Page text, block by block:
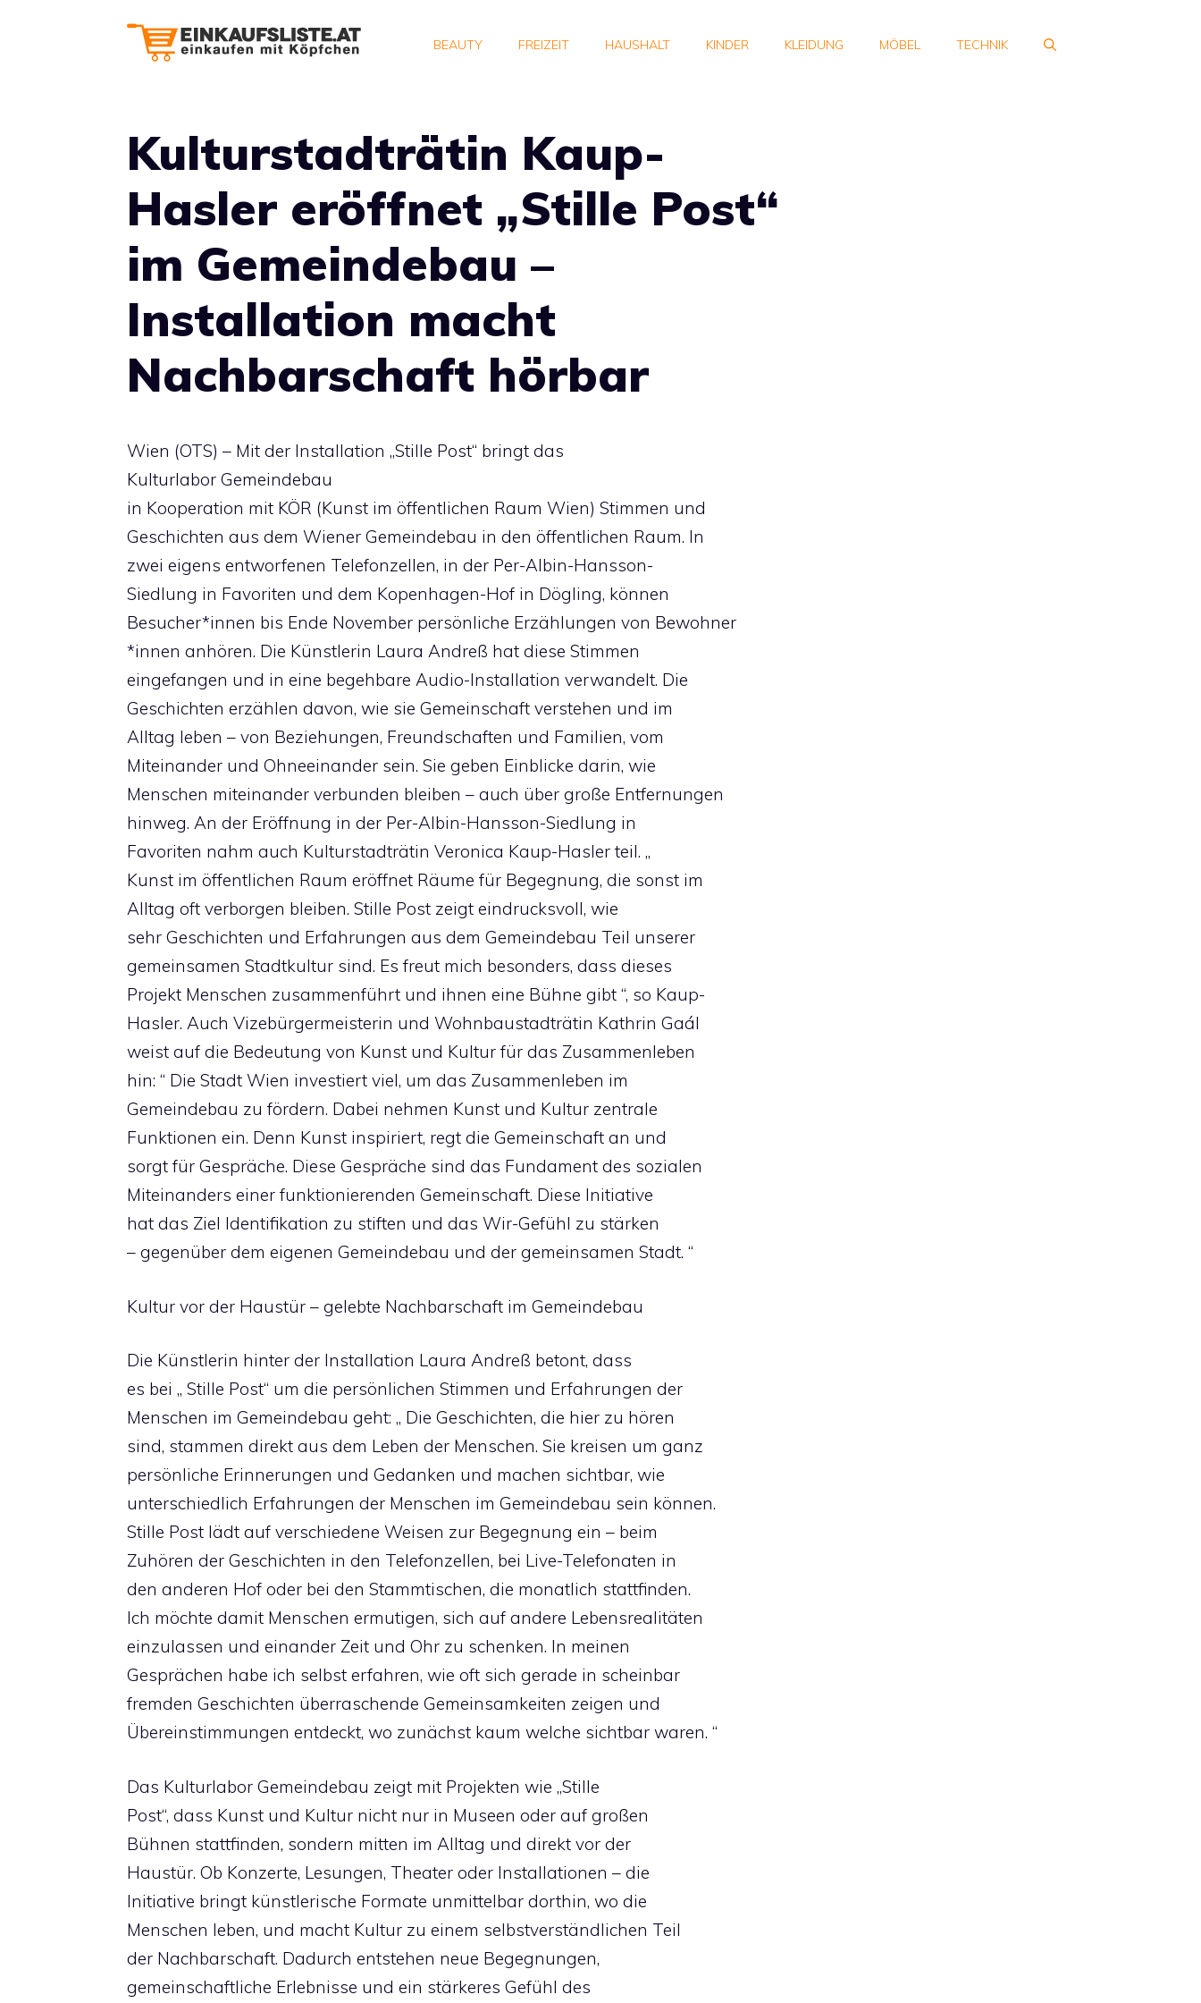
BEAUTY FREIZEIT HAUSHALT KINDER KLEIDUNG MÖBEL TECHNIK
Kulturstadträtin Kaup-
Hasler eröffnet „Stille Post“
im Gemeindebau –
Installation macht
Nachbarschaft hörbar
Wien (OTS) – Mit der Installation „Stille Post“ bringt das
Kulturlabor Gemeindebau
in Kooperation mit KÖR (Kunst im öffentlichen Raum Wien) Stimmen und
Geschichten aus dem Wiener Gemeindebau in den öffentlichen Raum. In
zwei eigens entworfenen Telefonzellen, in der Per-Albin-Hansson-
Siedlung in Favoriten und dem Kopenhagen-Hof in Dögling, können
Besucher*innen bis Ende November persönliche Erzählungen von Bewohner
*innen anhören. Die Künstlerin Laura Andreß hat diese Stimmen
eingefangen und in eine begehbare Audio-Installation verwandelt. Die
Geschichten erzählen davon, wie sie Gemeinschaft verstehen und im
Alltag leben – von Beziehungen, Freundschaften und Familien, vom
Miteinander und Ohneeinander sein. Sie geben Einblicke darin, wie
Menschen miteinander verbunden bleiben – auch über große Entfernungen
hinweg. An der Eröffnung in der Per-Albin-Hansson-Siedlung in
Favoriten nahm auch Kulturstadträtin Veronica Kaup-Hasler teil. „
Kunst im öffentlichen Raum eröffnet Räume für Begegnung, die sonst im
Alltag oft verborgen bleiben. Stille Post zeigt eindrucksvoll, wie
sehr Geschichten und Erfahrungen aus dem Gemeindebau Teil unserer
gemeinsamen Stadtkultur sind. Es freut mich besonders, dass dieses
Projekt Menschen zusammenführt und ihnen eine Bühne gibt “, so Kaup-
Hasler. Auch Vizebürgermeisterin und Wohnbaustadträtin Kathrin Gaál
weist auf die Bedeutung von Kunst und Kultur für das Zusammenleben
hin: “ Die Stadt Wien investiert viel, um das Zusammenleben im
Gemeindebau zu fördern. Dabei nehmen Kunst und Kultur zentrale
Funktionen ein. Denn Kunst inspiriert, regt die Gemeinschaft an und
sorgt für Gespräche. Diese Gespräche sind das Fundament des sozialen
Miteinanders einer funktionierenden Gemeinschaft. Diese Initiative
hat das Ziel Identifikation zu stiften und das Wir-Gefühl zu stärken
– gegenüber dem eigenen Gemeindebau und der gemeinsamen Stadt. “
Kultur vor der Haustür – gelebte Nachbarschaft im Gemeindebau
Die Künstlerin hinter der Installation Laura Andreß betont, dass
es bei „ Stille Post“ um die persönlichen Stimmen und Erfahrungen der
Menschen im Gemeindebau geht: „ Die Geschichten, die hier zu hören
sind, stammen direkt aus dem Leben der Menschen. Sie kreisen um ganz
persönliche Erinnerungen und Gedanken und machen sichtbar, wie
unterschiedlich Erfahrungen der Menschen im Gemeindebau sein können.
Stille Post lädt auf verschiedene Weisen zur Begegnung ein – beim
Zuhören der Geschichten in den Telefonzellen, bei Live-Telefonaten in
den anderen Hof oder bei den Stammtischen, die monatlich stattfinden.
Ich möchte damit Menschen ermutigen, sich auf andere Lebensrealitäten
einzulassen und einander Zeit und Ohr zu schenken. In meinen
Gesprächen habe ich selbst erfahren, wie oft sich gerade in scheinbar
fremden Geschichten überraschende Gemeinsamkeiten zeigen und
Übereinstimmungen entdeckt, wo zunächst kaum welche sichtbar waren. “
Das Kulturlabor Gemeindebau zeigt mit Projekten wie „Stille
Post“, dass Kunst und Kultur nicht nur in Museen oder auf großen
Bühnen stattfinden, sondern mitten im Alltag und direkt vor der
Haustür. Ob Konzerte, Lesungen, Theater oder Installationen – die
Initiative bringt künstlerische Formate unmittelbar dorthin, wo die
Menschen leben, und macht Kultur zu einem selbstverständlichen Teil
der Nachbarschaft. Dadurch entstehen neue Begegnungen,
gemeinschaftliche Erlebnisse und ein stärkeres Gefühl des